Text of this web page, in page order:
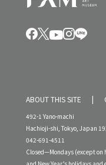
ABOUT THIS SITE
492-1 Yano-machi
Hachioji-shi, Tokyo, Japan
042-691-4511
Closed—Mondays (except on